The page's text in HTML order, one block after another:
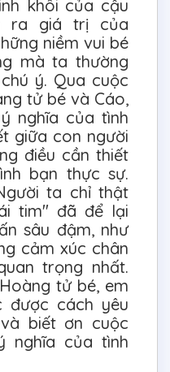
khôi của cậu
ra giá trị của
niềm vui bé
mà ta thường
ý. Qua cuộc
tử bé và Cáo,
nghĩa của tình
giữa con người
điều cần thiết
bạn thực sự.
ta chỉ thật
tim" đã để lại
sâu đậm, như
cảm xúc chân
trọng nhất.
tử bé, em
được cách yêu
biết ơn cuộc
nghĩa của tình